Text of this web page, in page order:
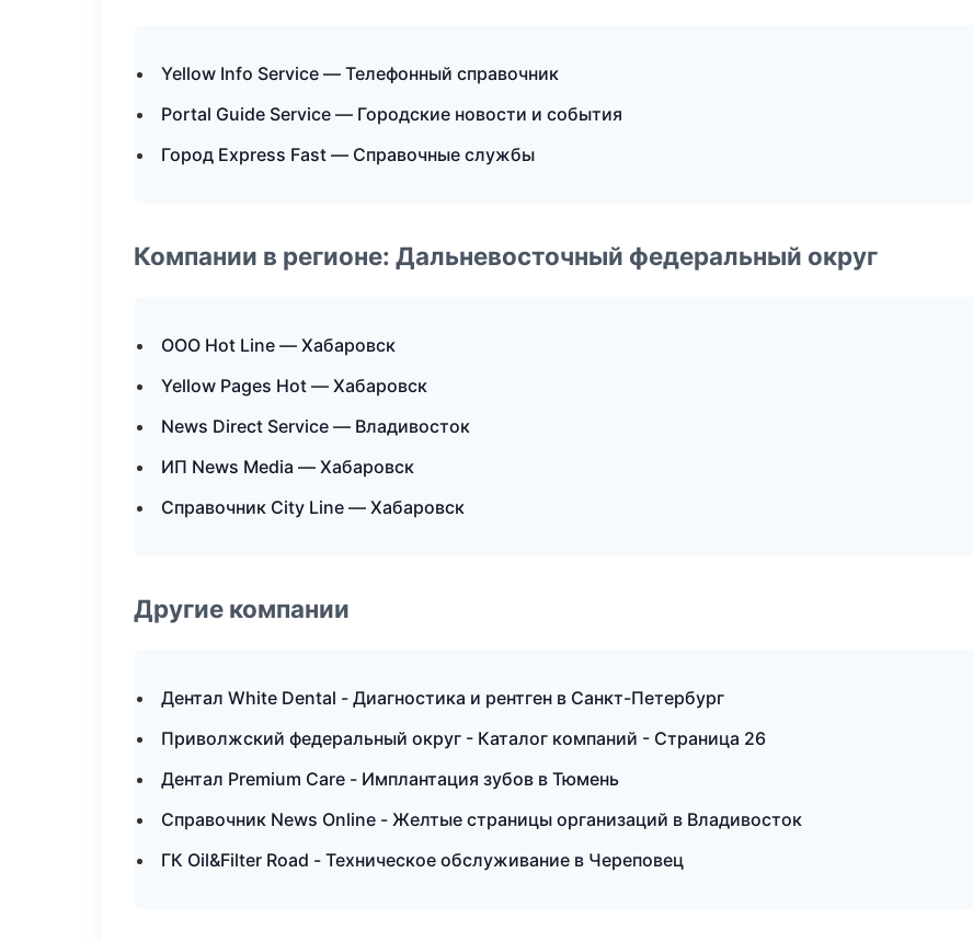
Yellow Info Service — Телефонный справочник
Portal Guide Service — Городские новости и события
Город Express Fast — Справочные службы
Компании в регионе: Дальневосточный федеральный округ
ООО Hot Line — Хабаровск
Yellow Pages Hot — Хабаровск
News Direct Service — Владивосток
ИП News Media — Хабаровск
Справочник City Line — Хабаровск
Другие компании
Дентал White Dental - Диагностика и рентген в Санкт-Петербург
Приволжский федеральный округ - Каталог компаний - Страница 26
Дентал Premium Care - Имплантация зубов в Тюмень
Справочник News Online - Желтые страницы организаций в Владивосток
ГК Oil&Filter Road - Техническое обслуживание в Череповец